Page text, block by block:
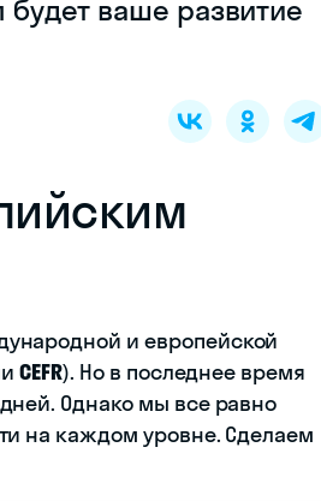
будет ваше развитие
и европейской
CEFR). Но в последнее время
Однако мы все равно
на каждом уровне. Сделаем